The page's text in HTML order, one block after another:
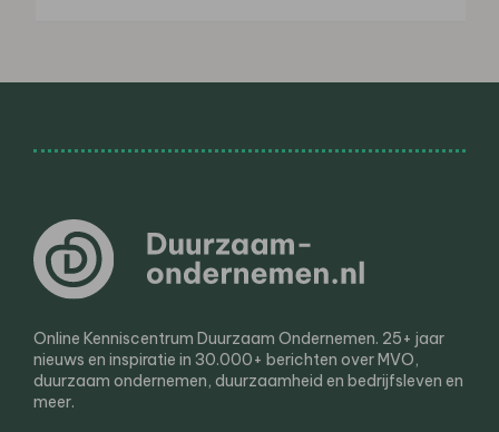
Online Kenniscentrum Duurzaam Ondernemen. 25+ jaar
nieuws en inspiratie in 30.000+ berichten over MVO,
duurzaam ondernemen, duurzaamheid en bedrijfsleven en
meer.